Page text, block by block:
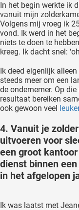
In het begin werkte ik
vanuit mijn
Volgens mij vroeg ik
vond. Ik werd in het
niets te doen te
kreeg. Ik dacht snel:
Ik deed eigenlijk
steeds meer om een
de ondernemer. Op
resultaat bereiken
ook gewoon veel
4. Vanuit je
uitvoeren voor
een groot
dienst binnen
in het afgelopen
Ik was laatst met